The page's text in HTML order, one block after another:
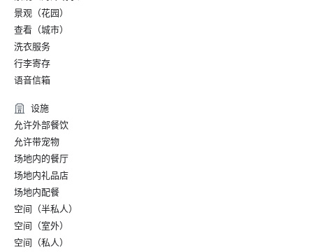
景观（花园）
查看（城市）
洗衣服务
行李寄存
语音信箱
设施
允许外部餐饮
允许带宠物
场地内的餐厅
场地内礼品店
场地内配餐
空间（半私人）
空间（室外）
空间（私人）